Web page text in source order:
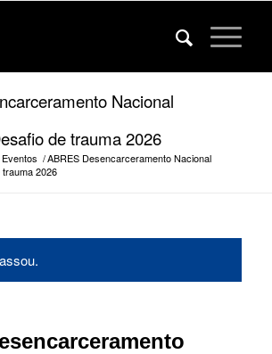
Nacional
de trauma 2026
Eventos /ABRES Desencarceramento Nacional
2026